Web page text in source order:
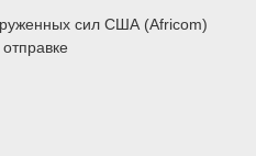
сил США (Africom)